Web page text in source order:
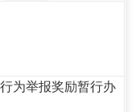
为举报奖励暂行办